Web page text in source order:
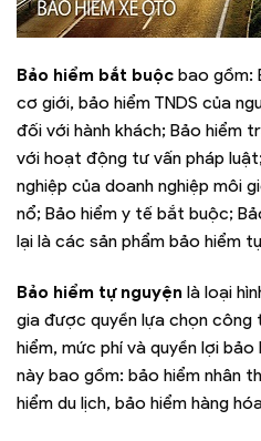
Bảo hiểm bắt buộc bao gồm:
cơ giới, bảo hiểm TNDS của
đối với hành khách; Bảo hiểm
với hoạt động tư vấn pháp
nghiệp của doanh nghiệp môi
nổ; Bảo hiểm y tế bắt buộc;
lại là các sản phẩm bảo hiểm
Bảo hiểm tự nguyện là loại
gia được quyền lựa chọn công
hiểm, mức phí và quyền lợi
này bao gồm: bảo hiểm nhân
hiểm du lịch, bảo hiểm hàng